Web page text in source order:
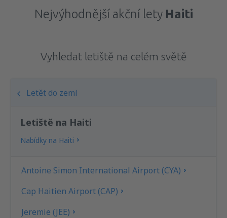
Nejvýhodnější akční lety Haiti
Vyhledat letiště na celém světě
Letět do zemí
Letiště na Haiti
Nabídky na Haiti
Antoine Simon International Airport (CYA)
Cap Haitien Airport (CAP)
Jeremie (JEE)